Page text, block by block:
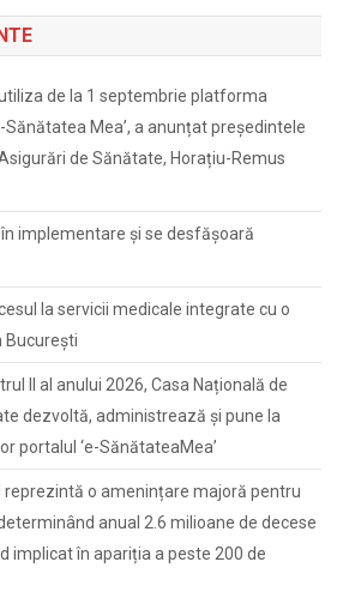
de la 1 septembrie platforma
Sănătatea Mea’, a anunțat președintele
de Sănătate, Horațiu-Remus
implementare și se desfășoară
la servicii medicale integrate cu o
București
II al anului 2026, Casa Națională de
dezvoltă, administrează și pune la
portalul ‘e-SănătateaMea’
reprezintă o amenințare majoră pentru
anual 2.6 milioane de decese
implicat în apariția a peste 200 de